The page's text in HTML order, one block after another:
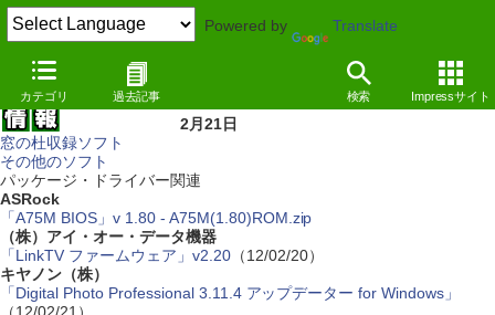
Powered by Translate
カテゴリ 過去記事 検索 Impressサイト
2月21日
窓の杜収録ソフト
その他のソフト
パッケージ・ドライバー関連
ASRock
「A75M BIOS」v 1.80 - A75M(1.80)ROM.zip
（株）アイ・オー・データ機器
「LinkTV ファームウェア」v2.20（12/02/20）
キヤノン（株）
「Digital Photo Professional 3.11.4 アップデーター for Windows」